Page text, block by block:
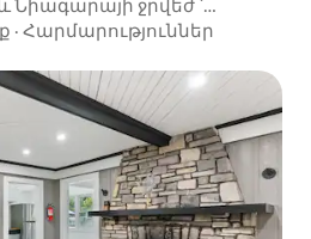
Նիագարայի ջրվեժ ՝
· Հարմարություններ